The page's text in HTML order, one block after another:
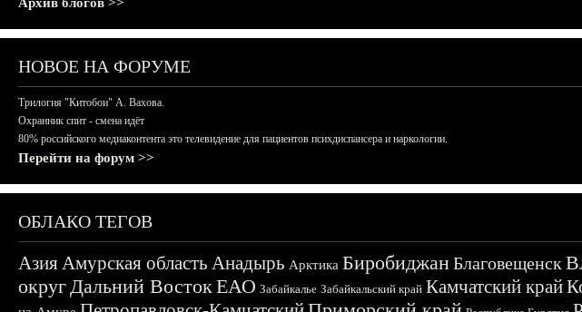
НОВОЕ НА ФОРУМЕ
Трилогия "Китобои" А. Вахова.
Охранник спит - смена идёт
80% российского медиаконтента это телевидение для пациентов психдиспансера и наркологии.
Перейти на форум >>
ОБЛАКО ТЕГОВ
АзияАмурская область Анадырь Арктика БиробиджанБлаговещенск
округДальний ВостокЕАО Забайкалье Забайкальский край Камчатский край